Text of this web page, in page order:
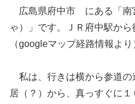
広島県府中市 にある「南
ゃ）」です。ＪＲ府中駅から
（googleマップ経路情報より
私は、行きは横から参道の
居（？）から、真っすぐに